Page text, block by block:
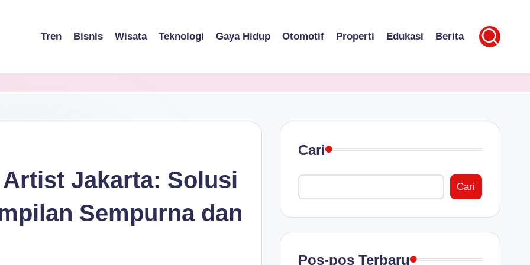
Tren Bisnis Wisata Teknologi Gaya Hidup Otomotif Properti Edukasi Berita
Jakarta: Solusi
Sempurna dan
Cari
Cari
Pos-pos Terbaru